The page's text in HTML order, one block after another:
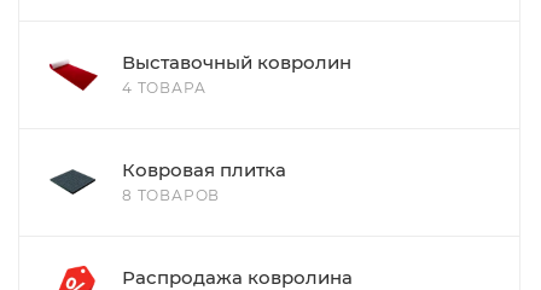
Выставочный ковролин
4 ТОВАРА
Ковровая плитка
8 ТОВАРОВ
Распродажа ковролина